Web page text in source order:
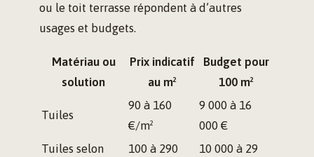
ou le toit terrasse répondent à d’autres
usages et budgets.
Matériau ou
solution
Prix indicatif
au m²
Budget pour
100 m²
Tuiles
90 à 160
€/m²
9 000 à 16
000 €
Tuiles selon
100 à 290
10 000 à 29